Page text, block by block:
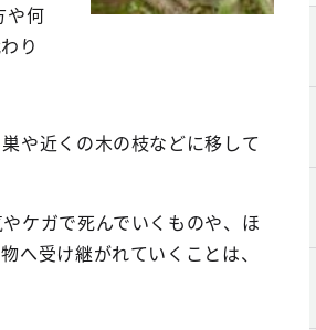
や何
り
や近くの木の枝などに移して
ケガで死んでいくものや、ほ
へ受け継がれていくことは、